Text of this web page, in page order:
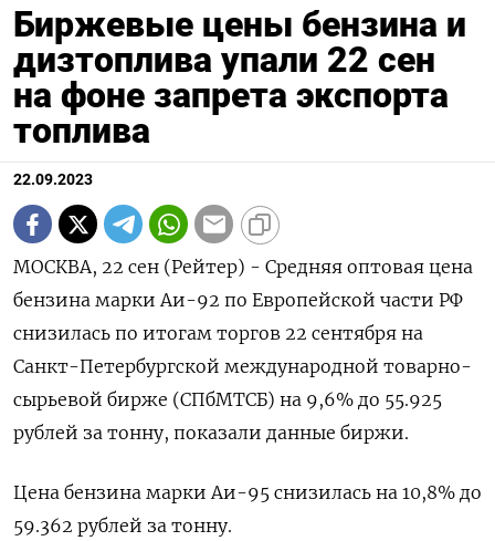
Биржевые цены бензина и
дизтоплива упали 22 сен
на фоне запрета экспорта
топлива
22.09.2023
МОСКВА, 22 сен (Рейтер) - Средняя оптовая цена
бензина марки Аи-92 по Европейской части РФ
снизилась по итогам торгов 22 сентября на
Санкт-Петербургской международной товарно-
сырьевой бирже (СПбМТСБ) на 9,6% до 55.925
рублей за тонну, показали данные биржи.
Цена бензина марки Аи-95 снизилась на 10,8% до
59.362 рублей за тонну.